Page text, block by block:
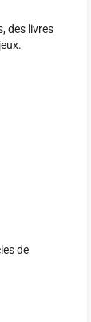
des livres
de